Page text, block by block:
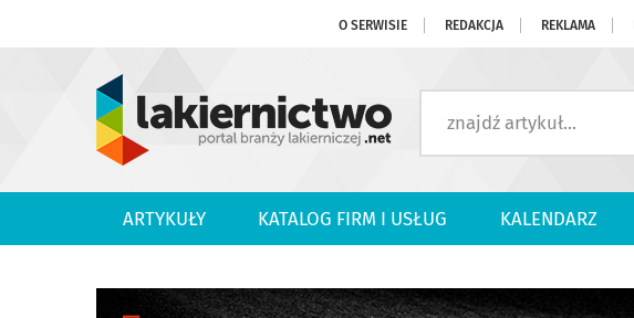
O SERWISIE REDAKCJA REKLAMA
ARTYKUŁY KATALOG FIRM I USŁUG KALENDARZ